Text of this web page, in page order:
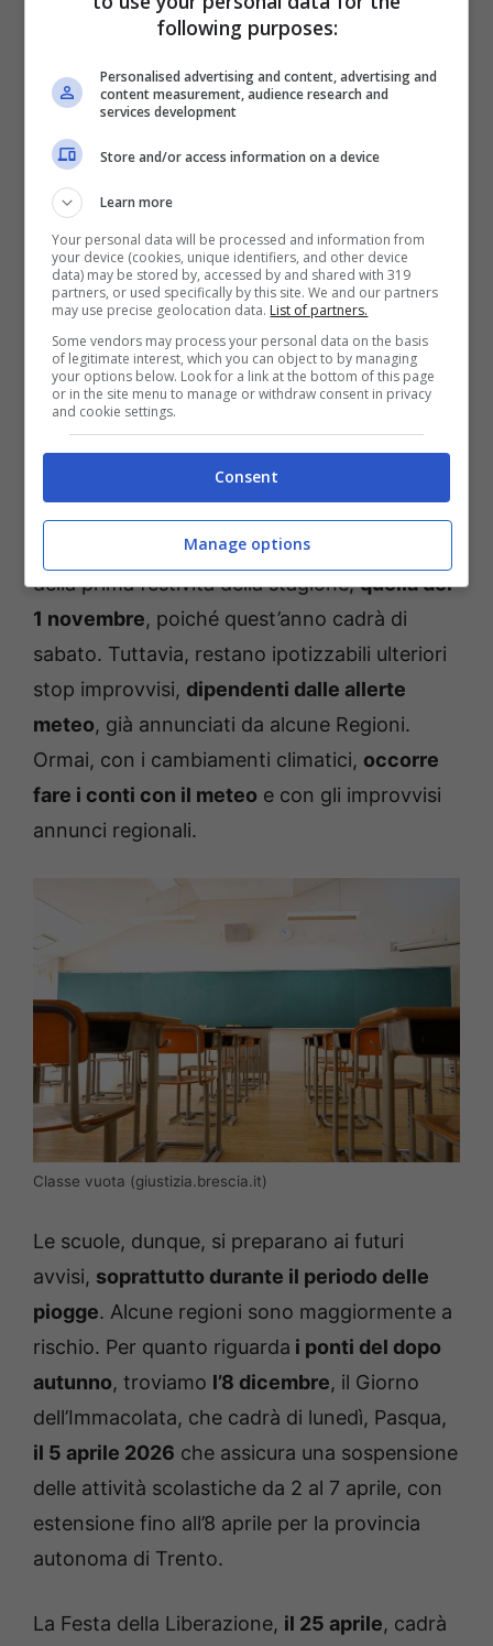
d’Aostasi voterà il prossimo 28 e 29
Marche
chiusura dal 27 al 30
settembre, inCalabriavotazioni il 5 e il 6
ottobre, con scuole chiuse dal 4 al 7, mentre
inToscanala chiusura è prevista dall’11 al 14
ottobre. Naturalmente, le chiusure
coinvolgeranno solo le strutture scolastiche
utilizzate come sedi di voto.
Gli stop scolastici delle
prossime settimane e i
ponti in programma
Tra settembre e ottobre non sono previsti
prossimi mesi. Non ci sarà nemmeno il ponte
della prima festività della stagione,quella del
1 novembre, poiché quest’anno cadrà di
sabato. Tuttavia, restano ipotizzabili ulteriori
stop improvvisi, dipendenti dalle allerte
meteo, già annunciati da alcune Regioni.
Ormai, con i cambiamenti climatici, occorre
fare i conti con il meteo e con gli improvvisi
annunci regionali.
Classe vuota (giustizia.brescia.it)
Le scuole, dunque, si preparano ai futuri
avvisi, soprattutto durante il periodo delle
piogge. Alcune regioni sono maggiormente a
rischio. Per quanto riguarda i ponti del dopo
autunno, troviamo l’8 dicembre, il Giorno
dell’Immacolata, che cadrà di lunedì, Pasqua,
il 5 aprile 2026 che assicura una sospensione
delle attività scolastiche da 2 al 7 aprile, con
estensione fino all’8 aprile per la provincia
autonoma di Trento.
La Festa della Liberazione, il 25 aprile, cadrà
following purposes:
Personalised advertising and content, advertising and
content measurement, audience research and
services development
Store and/or access information on a device
Learn more
Your personal data will be processed and information from
your device (cookies, unique identifiers, and other device
data) may be stored by, accessed by and shared with 319
partners, or used specifically by this site. We and our partners
may use precise geolocation data. List of partners.
Some vendors may process your personal data on the basis
of legitimate interest, which you can object to by managing
your options below. Look for a link at the bottom of this page
or in the site menu to manage or withdraw consent in privacy
and cookie settings.
Consent
Manage options